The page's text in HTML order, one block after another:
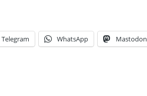
Telegram WhatsApp Mastodon